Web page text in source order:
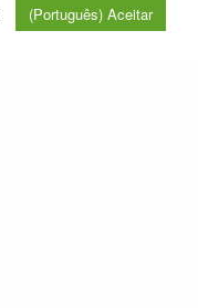
(Português) Aceitar